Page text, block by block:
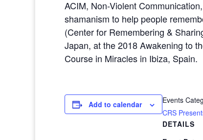
ACIM, Non-Violent
shamanism to help people
(Center for Remembering &
Japan, at the 2018 Awakening to
Course in Miracles in Ibiza, Spain.
Add to calendar
Events
CRS
DETAILS